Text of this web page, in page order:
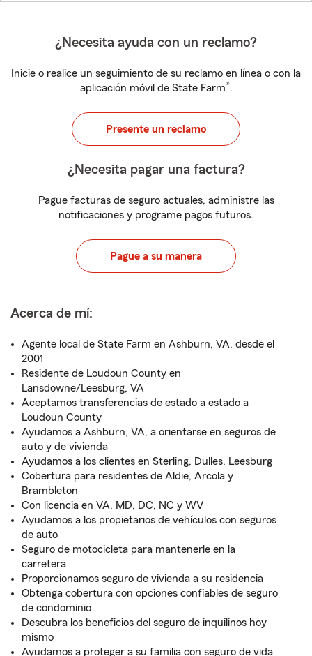
¿Necesita ayuda con un reclamo?
Inicie o realice un seguimiento de su reclamo en línea o con la
aplicación móvil de State Farm®.
Presente un reclamo
¿Necesita pagar una factura?
Pague facturas de seguro actuales, administre las
notificaciones y programe pagos futuros.
Pague a su manera
Acerca de mí:
Agente local de State Farm en Ashburn, VA, desde el
2001
Residente de Loudoun County en
Lansdowne/Leesburg, VA
Aceptamos transferencias de estado a estado a
Loudoun County
Ayudamos a Ashburn, VA, a orientarse en seguros de
auto y de vivienda
Ayudamos a los clientes en Sterling, Dulles, Leesburg
Cobertura para residentes de Aldie, Arcola y
Brambleton
Con licencia en VA, MD, DC, NC y WV
Ayudamos a los propietarios de vehículos con seguros
de auto
Seguro de motocicleta para mantenerle en la
carretera
Proporcionamos seguro de vivienda a su residencia
Obtenga cobertura con opciones confiables de seguro
de condominio
Descubra los beneficios del seguro de inquilinos hoy
mismo
Ayudamos a proteger a su familia con seguro de vida